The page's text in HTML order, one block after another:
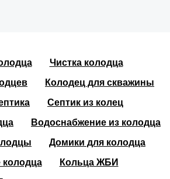
Чистка колодца
Колодец для скважины
Септик из колец
Водоснабжение из колодца
Домики для колодца
колодца
Кольца ЖБИ